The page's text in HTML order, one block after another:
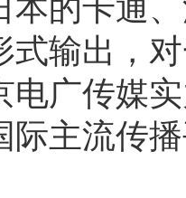
本的卡通
式输出，
电广传媒
际主流传